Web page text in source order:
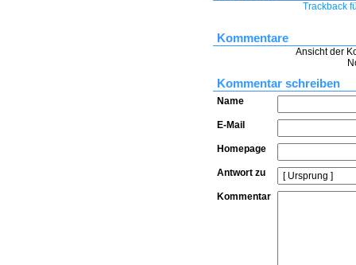
Trackback
Kommentare
Ansicht der
Kommentar schreiben
Name
E-Mail
Homepage
Antwort zu
Kommentar